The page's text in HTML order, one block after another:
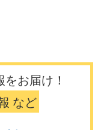
お届け！
など